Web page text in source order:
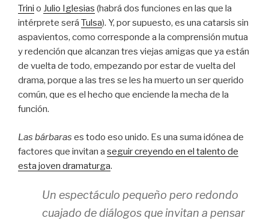
Trini o Julio Iglesias (habrá dos funciones en las que la
intérprete será Tulsa). Y, por supuesto, es una catarsis sin
aspavientos, como corresponde a la comprensión mutua
y redención que alcanzan tres viejas amigas que ya están
de vuelta de todo, empezando por estar de vuelta del
drama, porque a las tres se les ha muerto un ser querido
común, que es el hecho que enciende la mecha de la
función.
Las bárbaras es todo eso unido. Es una suma idónea de
factores que invitan a seguir creyendo en el talento de
esta joven dramaturga.
Un espectáculo pequeño pero redondo
cuajado de diálogos que invitan a pensar